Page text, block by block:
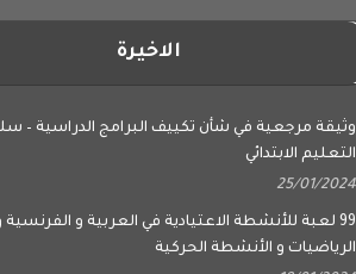
الاخيرة
التعليم الابتدائي
25/01/2024
99 لعبة للأنشطة الاعتيادية في العربية و الفرنسية و
الرياضيات و الأنشطة الحركية
18/01/2024